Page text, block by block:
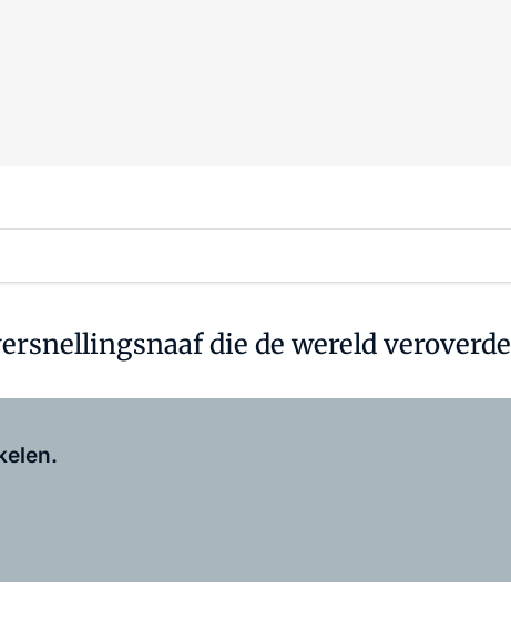
die de wereld veroverde